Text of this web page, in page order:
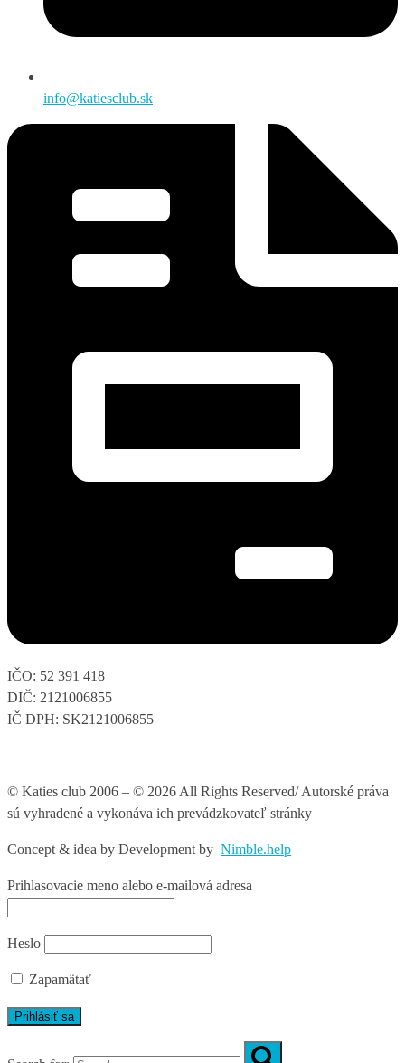
info@katiesclub.sk
IČO: 52 391 418
DIČ: 2121006855
IČ DPH: SK2121006855
© Katies club 2006 – © 2026 All Rights Reserved/ Autorské práva
sú vyhradené a vykonáva ich prevádzkovateľ stránky
Concept & idea by Development by Nimble.help
Prihlasovacie meno alebo e-mailová adresa
Heslo
Zapamätať